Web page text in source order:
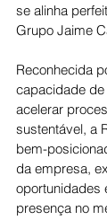
se alinha
Grupo Jaime
Reconhecida
capacidade
acelerar
sustentável, a
bem-
da empresa,
oportunidades
presença no